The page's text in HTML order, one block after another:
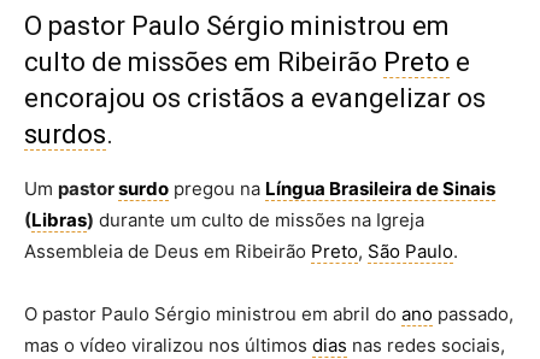
O pastor Paulo Sérgio ministrou em
culto de missões em Ribeirão Preto e
encorajou os cristãos a evangelizar os
surdos.
Um pastorsurdo pregou na Língua Brasileira de Sinais
(Libras) durante um culto de missões na Igreja
Assembleia de Deus em Ribeirão Preto, São Paulo.
O pastor Paulo Sérgio ministrou em abril do ano passado,
mas o vídeo viralizou nos últimos dias nas redes sociais,